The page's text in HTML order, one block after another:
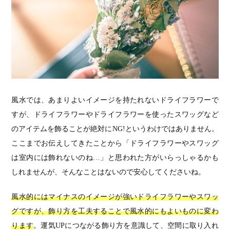
風水では、あまりよいイメージを持たれないドライフラワーで
すが、ドライフラワーやドライフラワーを使ったスワッグなど
のアイテムを飾ることが絶対にNG!というわけではありません。
ここまでお伝えしてきたことから「ドライフラワーやスワッグ
は室内には飾れないのね…」と思われた方がいらっしゃるかも
しれませんが、そんなことはないので安心してくださいね。
風水的にはマイナスのイメージが強いドライフラワーやスワッ
グですが、飾り方を工夫することで風水的にもよいものに変わ
ります。運気UPにつながる飾り方を意識して、空間に取り入れ